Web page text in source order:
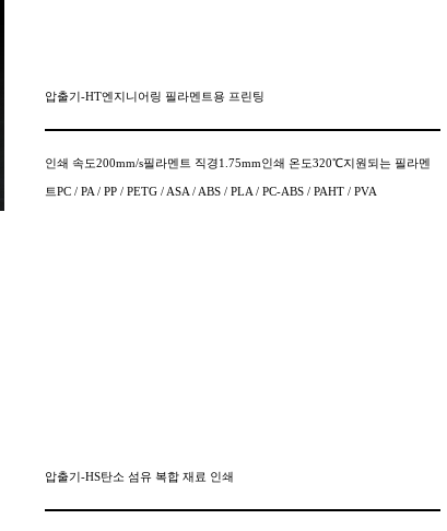
압출기-HT엔지니어링 필라멘트용 프린팅
인쇄 속도200mm/s필라멘트 직경1.75mm인쇄 온도320℃지원되는 필라멘
트PC / PA / PP / PETG / ASA / ABS / PLA / PC-ABS / PAHT / PVA
압출기-HS탄소 섬유 복합 재료 인쇄